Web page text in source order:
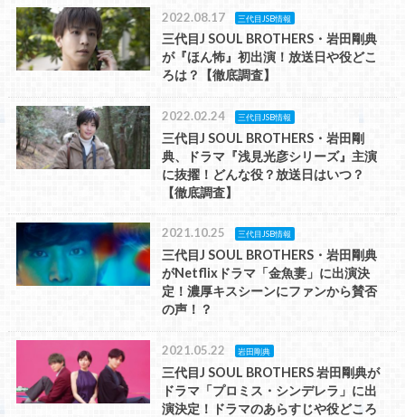
2022.08.17 三代目JSB情報
三代目J SOUL BROTHERS・岩田剛典
が『ほん怖』初出演！放送日や役どこ
ろは？【徹底調査】
2022.02.24 三代目JSB情報
三代目J SOUL BROTHERS・岩田剛
典、ドラマ『浅見光彦シリーズ』主演
に抜擢！どんな役？放送日はいつ？
【徹底調査】
2021.10.25 三代目JSB情報
三代目J SOUL BROTHERS・岩田剛典
がNetflixドラマ「金魚妻」に出演決
定！濃厚キスシーンにファンから賛否
の声！？
2021.05.22 岩田剛典
三代目J SOUL BROTHERS 岩田剛典が
ドラマ「プロミス・シンデレラ」に出
演決定！ドラマのあらすじや役どころ